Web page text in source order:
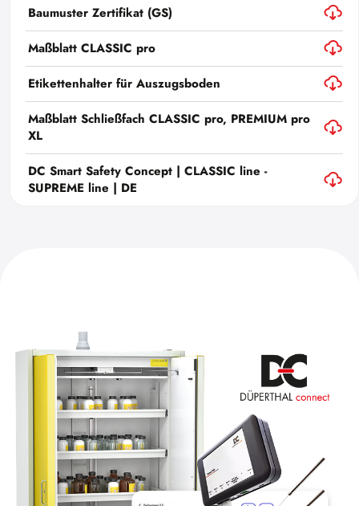
Baumuster Zertifikat (GS)
Maßblatt CLASSIC pro
Etikettenhalter für Auszugsboden
Maßblatt Schließfach CLASSIC pro, PREMIUM pro
XL
DC Smart Safety Concept | CLASSIC line -
SUPREME line | DE